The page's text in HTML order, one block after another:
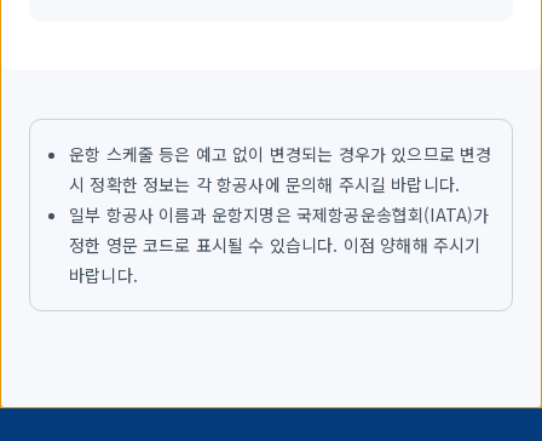
운항 스케줄 등은 예고 없이 변경되는 경우가 있으므로 변경
시 정확한 정보는 각 항공사에 문의해 주시길 바랍니다.
일부 항공사 이름과 운항지명은 국제항공운송협회(IATA)가
정한 영문 코드로 표시될 수 있습니다. 이점 양해해 주시기
바랍니다.